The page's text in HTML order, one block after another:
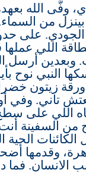
وفَّى الله
من السماء
. على
اللي
. وبعدين أرسل
النبي نوح
زيتون
تاني. وفي
اللي على
من السفينة
الكائنات
وقدمها
الانسان. فما